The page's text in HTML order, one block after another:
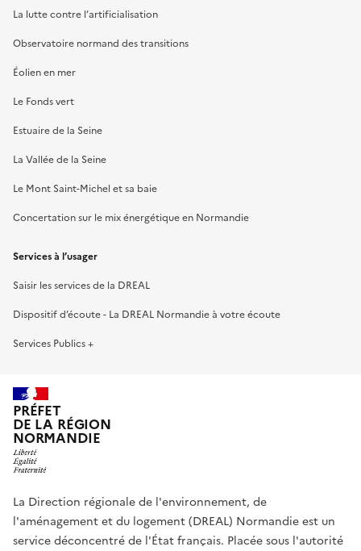
La lutte contre l’artificialisation
Observatoire normand des transitions
Éolien en mer
Le Fonds vert
Estuaire de la Seine
La Vallée de la Seine
Le Mont Saint-Michel et sa baie
Concertation sur le mix énergétique en Normandie
Services à l’usager
Saisir les services de la DREAL
Dispositif d’écoute - La DREAL Normandie à votre écoute
Services Publics +
PRÉFET
DE LA RÉGION
NORMANDIE
La Direction régionale de l'environnement, de
l'aménagement et du logement (DREAL) Normandie est un
service déconcentré de l'État français. Placée sous l'autorité